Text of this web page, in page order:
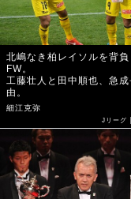
北嶋なき柏レイソルを背
FW。
工藤壮人と田中順也、急成
由。
細江克弥
Jリーグ